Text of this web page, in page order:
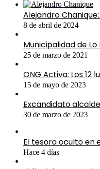
Alejandro
8 de abril de 2024
Municipalidad de
25 de marzo de 2021
ONG Activa: Los
15 de mayo de 2023
Excandidato
30 de marzo de 2023
El tesoro oculto en
Hace 4 días